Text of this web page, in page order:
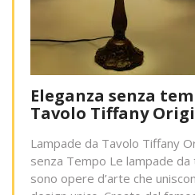
Eleganza senza
Tavolo Tiffany
Lampade da Tavolo Tiffany
senza Tempo Le lampade
sono opere d’arte che